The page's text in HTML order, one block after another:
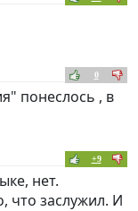
0
понеслось , в
+9
нет.
что заслужил. И